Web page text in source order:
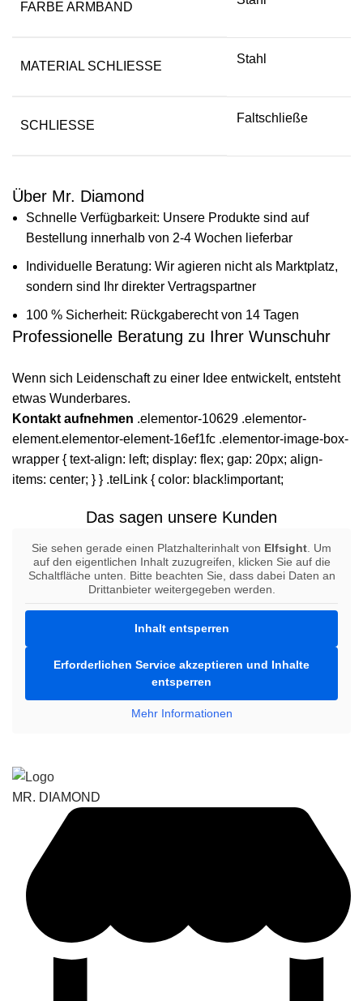
FARBE ARMBAND
MATERIAL SCHLIESSE
Stahl
SCHLIESSE
Faltschließe
Über Mr. Diamond
Schnelle Verfügbarkeit: Unsere Produkte sind auf
Bestellung innerhalb von 2-4 Wochen lieferbar
Individuelle Beratung: Wir agieren nicht als Marktplatz,
sondern sind Ihr direkter Vertragspartner
100 % Sicherheit: Rückgaberecht von 14 Tagen
Professionelle Beratung zu Ihrer Wunschuhr
Wenn sich Leidenschaft zu einer Idee entwickelt, entsteht
etwas Wunderbares.
Kontakt aufnehmen .elementor-10629 .elementor-
element.elementor-element-16ef1fc .elementor-image-box-
wrapper { text-align: left; display: flex; gap: 20px; align-
items: center; } } .telLink { color: black!important;
Das sagen unsere Kunden
Sie sehen gerade einen Platzhalterinhalt von Elfsight . Um
auf den eigentlichen Inhalt zuzugreifen, klicken Sie auf die
Schaltfläche unten. Bitte beachten Sie, dass dabei Daten an
Drittanbieter weitergegeben werden.
Inhalt entsperren
Erforderlichen Service akzeptieren und Inhalte
entsperren
Mehr Informationen
MR. DIAMOND